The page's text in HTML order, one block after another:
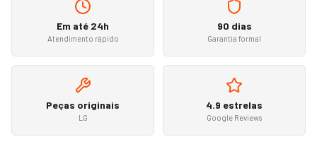
Em até 24h
Atendimento rápido
90 dias
Garantia formal
Peças originais
LG
4.9 estrelas
Google Reviews